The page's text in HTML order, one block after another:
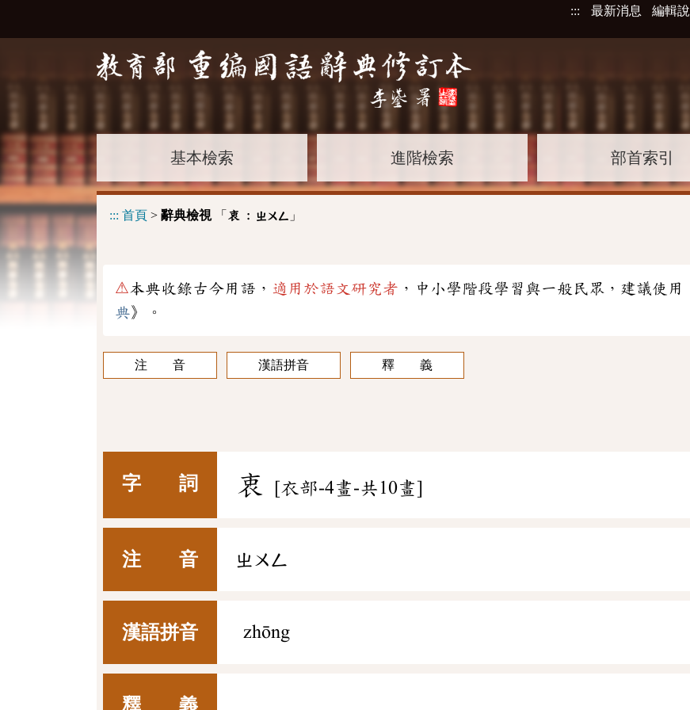
::: 最新消息 編輯
基本檢索 進階檢索 部首索引
::: 首頁 > 辭典檢視「 衷 : ㄓㄨㄥ 」
⚠本典收錄古今用語， 適用於語文研究者 ，中小學階段學習與一般民眾，建議使用
典》。
注 音 漢語拼音 釋 義
字 詞 衷 [衣部-4畫-共10畫]
注 音 ㄓㄨㄥ
漢語拼音 zhōng
釋 義